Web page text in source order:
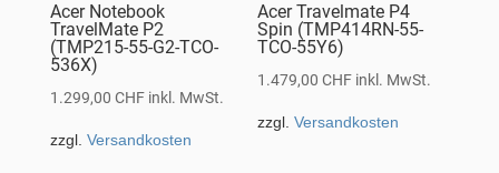
Acer Notebook
TravelMate P2
(TMP215-55-G2-TCO-
536X)
1.299,00 CHF inkl. MwSt.
zzgl. Versandkosten
Acer Travelmate P4
Spin (TMP414RN-55-
TCO-55Y6)
1.479,00CHF inkl. MwSt.
zzgl.Versandkosten